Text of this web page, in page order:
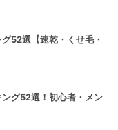
52選【速乾・くせ毛・
グ52選！初心者・メン